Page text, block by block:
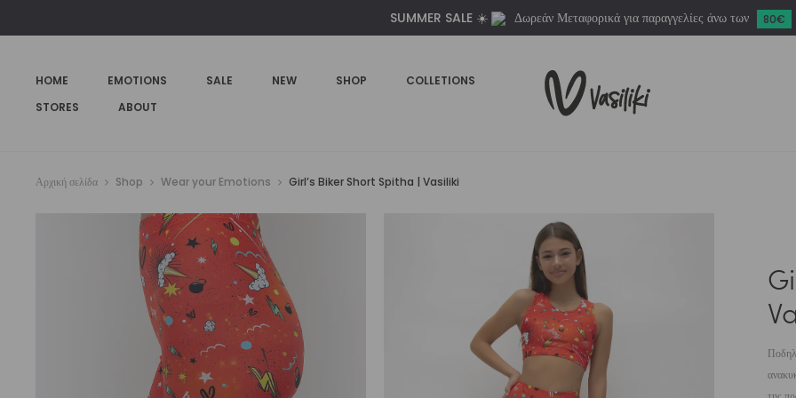
SUMMER SALE ☀️ Δωρεάν Μεταφορικά για παραγγελίες άνω των 80€
HOME EMOTIONS SALE NEW SHOP
COLLETIONS
STORES
ABOUT
Αρχική σελίδα Shop Wear your Emotions Girl’s Biker Short Spitha | Vasiliki
Vasiliki